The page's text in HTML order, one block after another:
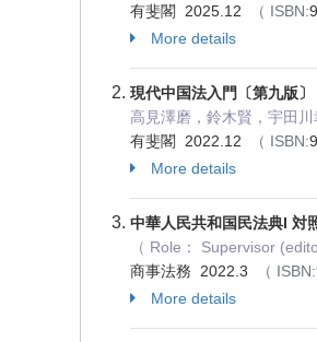
有斐閣 2025.12
（ ISBN:
More details
現代中国法入門〔第九版〕
高見澤磨，鈴木賢，宇田
有斐閣 2022.12
（ ISBN:
More details
中華人民共和国民法典I 対
（ Role： Supervisor
商事法務 2022.3
（ ISBN:
More details